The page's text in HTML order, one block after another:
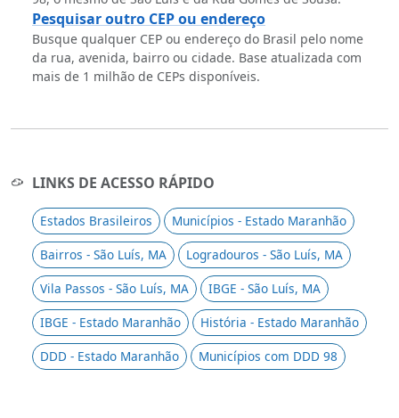
Pesquisar outro CEP ou endereço
Busque qualquer CEP ou endereço do Brasil pelo nome
da rua, avenida, bairro ou cidade. Base atualizada com
mais de 1 milhão de CEPs disponíveis.
LINKS DE ACESSO RÁPIDO
Estados Brasileiros
Municípios - Estado Maranhão
Bairros - São Luís, MA
Logradouros - São Luís, MA
Vila Passos - São Luís, MA
IBGE - São Luís, MA
IBGE - Estado Maranhão
História - Estado Maranhão
DDD - Estado Maranhão
Municípios com DDD 98